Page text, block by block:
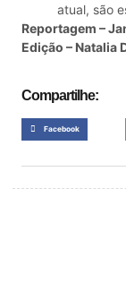
atual, são
Reportagem –
Edição – Natalia
Compartilhe:
Facebook